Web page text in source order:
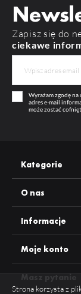
Zapisz się do
ciekawe
Wyrażam zgodę
adres e-mail
może zostać
Kategorie
O nas
Informacje
Moje konto
Masz pytanie
Strona korzysta z